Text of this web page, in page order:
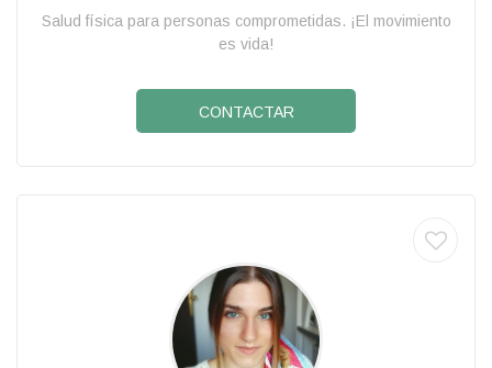
Salud física para personas comprometidas. ¡El movimiento
es vida!
CONTACTAR